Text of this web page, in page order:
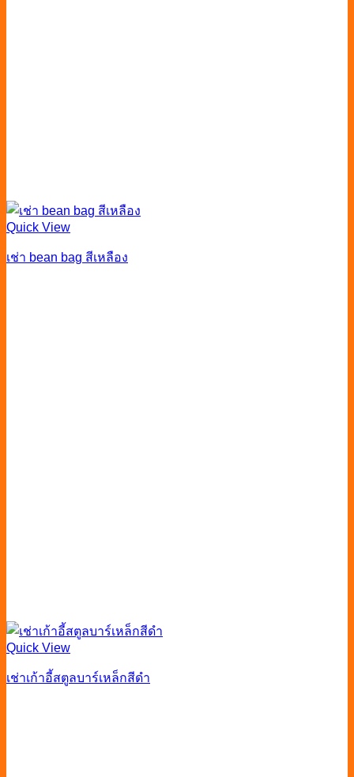
Quick View
เช่า bean bag สีเหลือง
Quick View
เช่าเก้าอี้สตูลบาร์เหล็กสีดำ